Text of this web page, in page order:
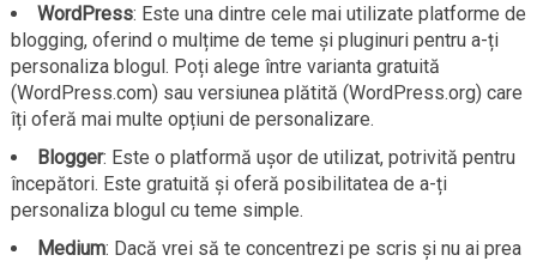
WordPress: Este una dintre cele mai utilizate platforme de
blogging, oferind o mulțime de teme și pluginuri pentru a-ți
personaliza blogul. Poți alege între varianta gratuită
(WordPress.com) sau versiunea plătită (WordPress.org) care
îți oferă mai multe opțiuni de personalizare.
Blogger: Este o platformă ușor de utilizat, potrivită pentru
începători. Este gratuită și oferă posibilitatea de a-ți
personaliza blogul cu teme simple.
Medium: Dacă vrei să te concentrezi pe scris și nu ai prea